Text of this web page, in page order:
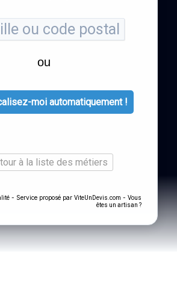
ou
moi automatiquement !
à la liste des métiers
- Service proposé par ViteUnDevis.com - Vous
êtes un artisan ?